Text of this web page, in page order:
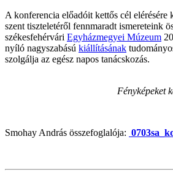
A konferencia előadóit kettős cél elérésére
szent tiszteletéről fennmaradt ismereteink
székesfehérvári Egyházmegyei Múzeum
nyíló nagyszabású kiállításának
szolgálja az egész napos tanácskozás.
Fényképeket
Smohay András összefoglalója: